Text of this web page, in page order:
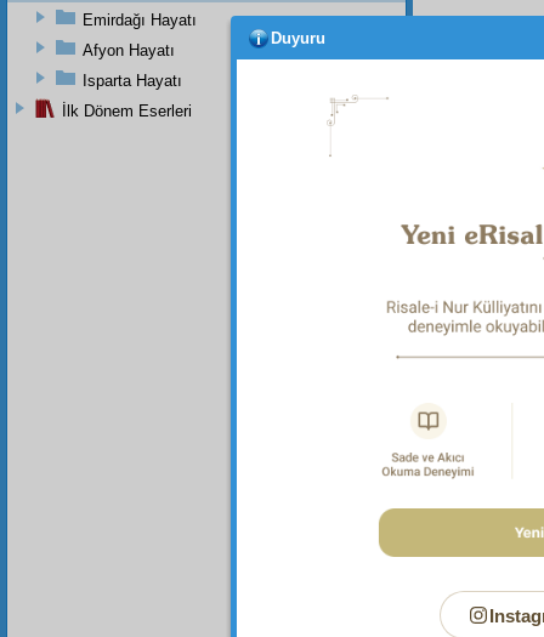
Emirdağı Hayatı
Afyon Hayatı
Isparta Hayatı
İlk Dönem Eserleri
Duyuru